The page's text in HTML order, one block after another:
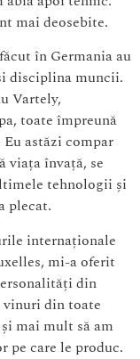
mai deosebite.
în Germania au
disciplina muncii.
Vartely,
toate împreună
astăzi compar
viața învață, se
tehnologii și
plecat.
internaționale
mi-a oferit
din
din toate
mai mult să am
pe care le produc.